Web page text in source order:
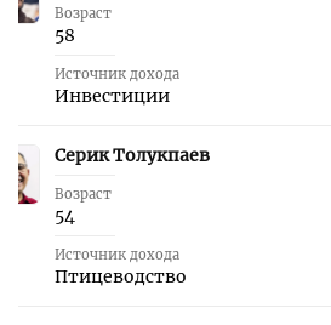
Возраст
58
Источник дохода
Инвестиции
34 Серик Толукпаев
Возраст
54
Источник дохода
Птицеводство